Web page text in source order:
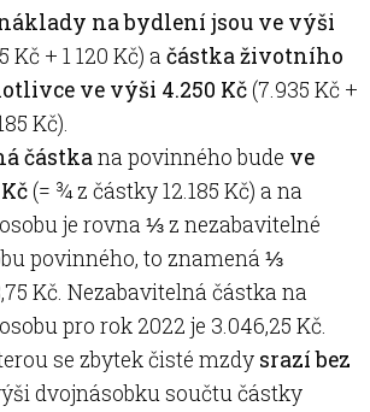
na bydlení jsou ve výši
Kč + 1 120 Kč) a částka životního
ve výši 4.250 Kč(7.935 Kč +
Kč).
částkana povinného bude ve
(= ¾ z částky 12.185 Kč) a na
je rovna ⅓ z nezabavitelné
povinného, to znamená ⅓
Kč. Nezabavitelná částka na
pro rok 2022 je 3.046,25 Kč.
se zbytek čisté mzdy srazí bez
dvojnásobku součtu částky